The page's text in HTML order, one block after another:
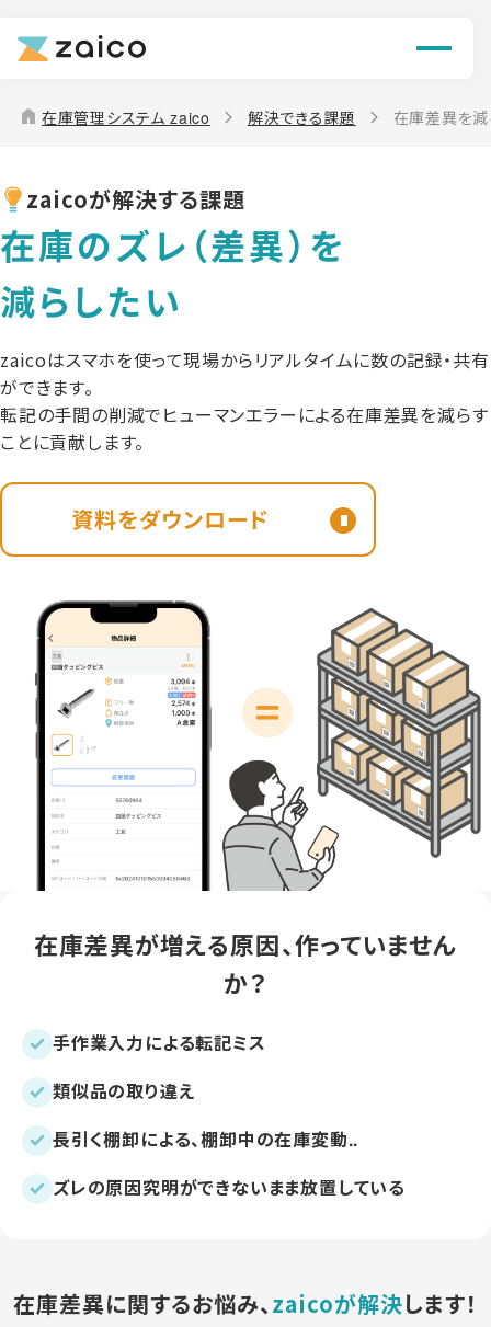
機能
導入事例
home 在庫管理システム zaico 解決できる課題 在庫差異を減
zaicoが解決する課題
在庫のズレ（差異）を
減らしたい
zaicoはスマホを使って現場からリアルタイムに数の記録・共有
ができます。
転記の手間の削減でヒューマンエラーによる在庫差異を減らす
ことに貢献します。
資料をダウンロード
在庫差異が増える原因、作っていません
か？
手作業入力による転記ミス
類似品の取り違え
長引く棚卸による、棚卸中の在庫変動..
ズレの原因究明ができないまま放置している
在庫差異に関するお悩み、zaicoが解決します！